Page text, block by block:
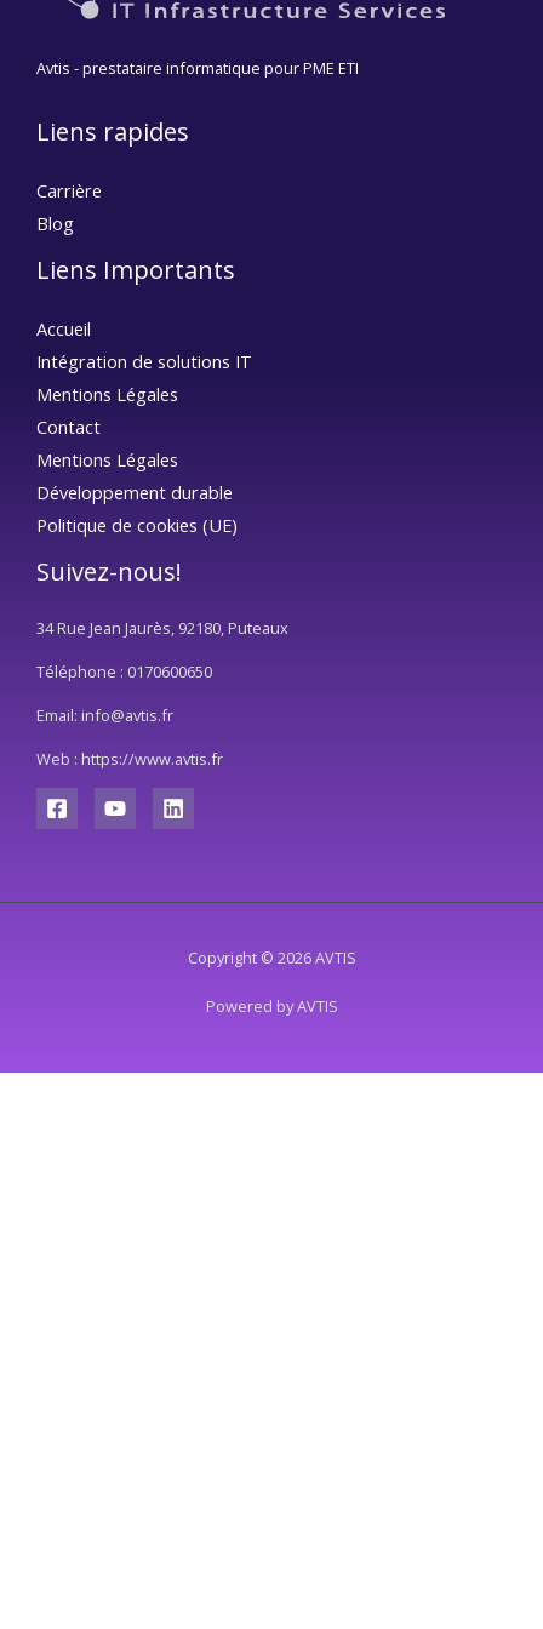
Avtis - prestataire informatique pour PME ETI
Liens rapides
Carrière
Blog
Liens Importants
Accueil
Intégration de solutions IT
Mentions Légales
Contact
Mentions Légales
Développement durable
Politique de cookies (UE)
Suivez-nous!
34 Rue Jean Jaurès, 92180, Puteaux
Téléphone : 0170600650
Email: info@avtis.fr
Web : https://www.avtis.fr
Copyright © 2026 AVTIS
Powered by AVTIS